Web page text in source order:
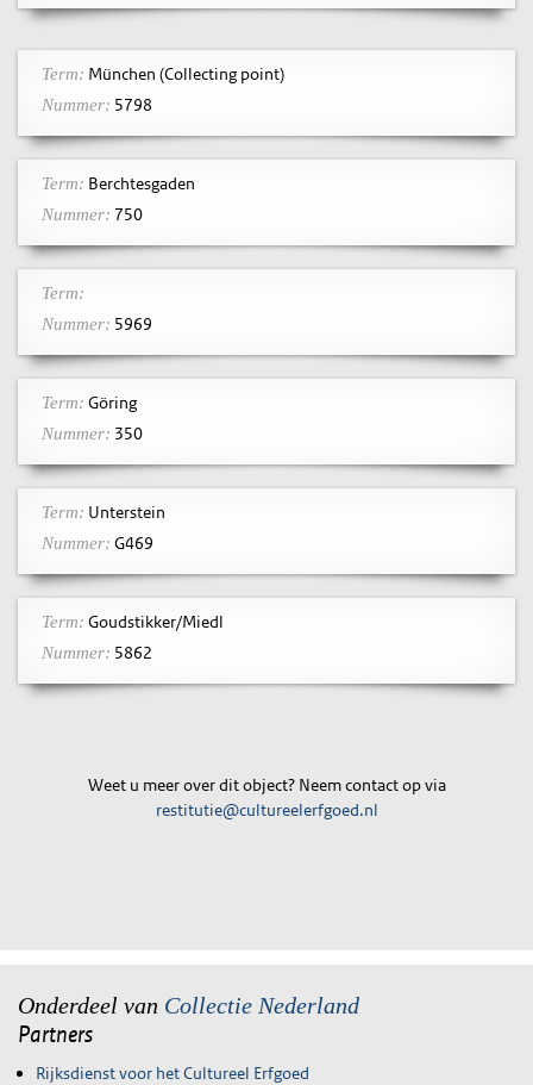
Term: München (Collecting point)
Nummer: 5798
Term: Berchtesgaden
Nummer: 750
Term:
Nummer: 5969
Term: Göring
Nummer: 350
Term: Unterstein
Nummer: G469
Term: Goudstikker/Miedl
Nummer: 5862
Weet u meer over dit object? Neem contact op via
restitutie@cultureelerfgoed.nl
Onderdeel van Collectie Nederland
Partners
Rijksdienst voor het Cultureel Erfgoed